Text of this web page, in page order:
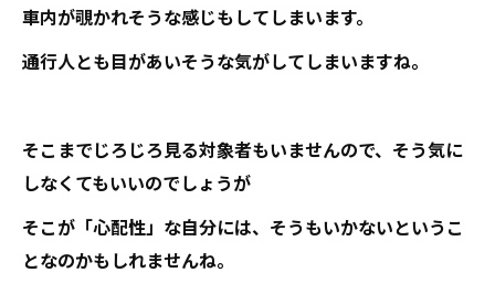
車内が覗かれそうな感じもしてしまいます。
通行人とも目があいそうな気がしてしまいますね。
そこまでじろじろ見る対象者もいませんので、そう気に
しなくてもいいのでしょうが
そこが「心配性」な自分には、そうもいかないというこ
となのかもしれませんね。